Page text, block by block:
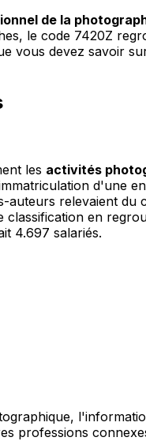
de la
le code 7420Z
vous devez savoir
les activités
d'une
auteurs relevaient du
classification en
4.697 salariés.
professions